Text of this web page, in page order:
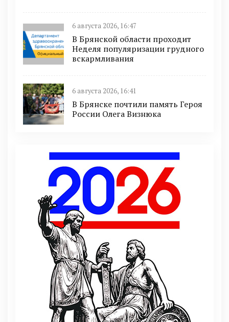
6 августа 2026, 16:47
В Брянской области проходит
Неделя популяризации грудного
вскармливания
6 августа 2026, 16:41
В Брянске почтили память Героя
России Олега Визнюка